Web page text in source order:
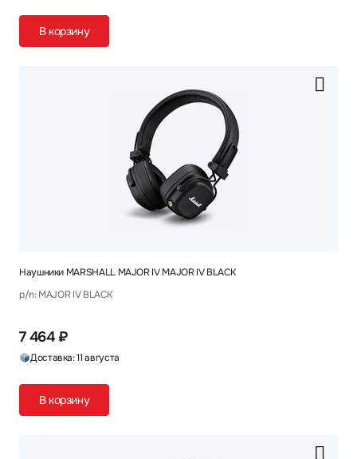
В корзину
Наушники MARSHALL MAJOR IV MAJOR IV BLACK
p/n: MAJOR IV BLACK
7 464 ₽
Доставка: 11 августа
В корзину